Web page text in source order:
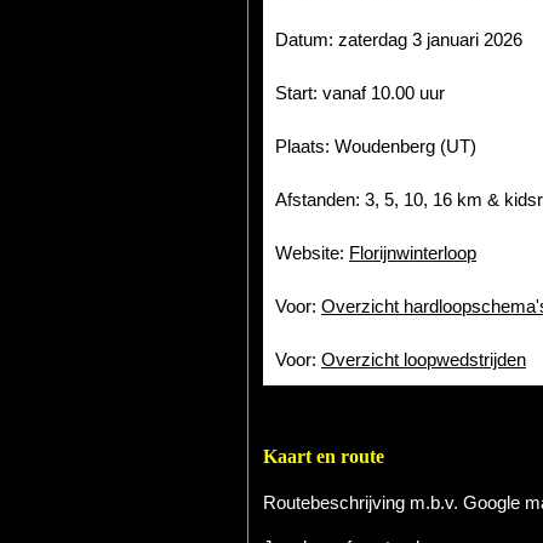
Datum: zaterdag 3 januari 2026
Start: vanaf 10.00 uur
Plaats: Woudenberg (UT)
Afstanden: 3, 5, 10, 16 km &
Website: Florijnwinterloop
Voor: Overzicht
Voor: Overzicht loopwedstrijden
Kaart en route
Routebeschrijving m.b.v. Google